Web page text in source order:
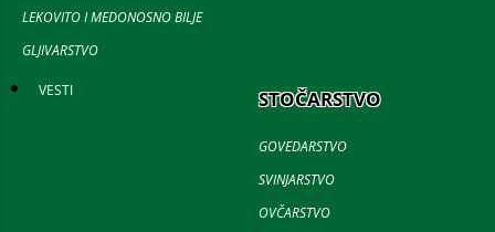
LEKOVITO I MEDONOSNO BILJE
GLJIVARSTVO
VESTI STOČARSTVO
GOVEDARSTVO
SVINJARSTVO
OVČARSTVO